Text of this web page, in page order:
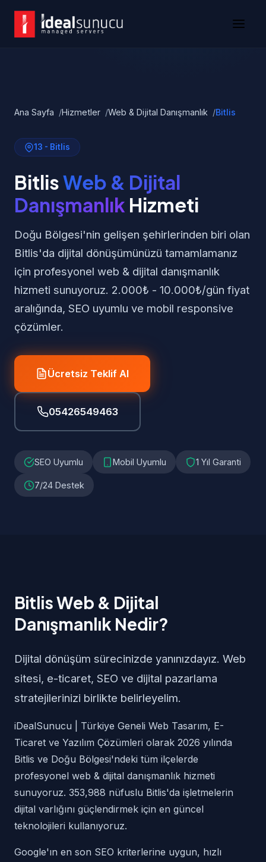
Ana Sayfa Hizmetler Web & Dijital Danışmanlık Bitlis
13 - Bitlis
BitlisWeb & Dijital
Danışmanlık Hizmeti
Doğu Bölgesi'nin gelişen şehirlerinden biri olan
Bitlis'da dijital dönüşümünüzü tamamlamanız
için profesyonel web & dijital danışmanlık
hizmeti sunuyoruz. 2.000₺ - 10.000₺/gün fiyat
aralığında, SEO uyumlu ve mobil responsive
çözümler.
Ücretsiz Teklif Al
05426549463
SEO Uyumlu Mobil Uyumlu 1 Yıl Garanti
7/24 Destek
Bitlis Web & Dijital
Danışmanlık Nedir?
Dijital dönüşüm sürecinizde yanınızdayız. Web
sitesi, e-ticaret, SEO ve dijital pazarlama
stratejilerinizi birlikte belirleyelim.
iDealSunucu | Türkiye Geneli Web Tasarım, E-
Ticaret ve Yazılım Çözümleri olarak 2026 yılında
Bitlis ve Doğu Bölgesi'ndeki tüm ilçelerde
profesyonel web & dijital danışmanlık hizmeti
sunuyoruz. 353,988 nüfuslu Bitlis'da işletmelerin
dijital varlığını güçlendirmek için en güncel
teknolojileri kullanıyoruz.
Google'ın en son SEO kriterlerine uygun, hızlı